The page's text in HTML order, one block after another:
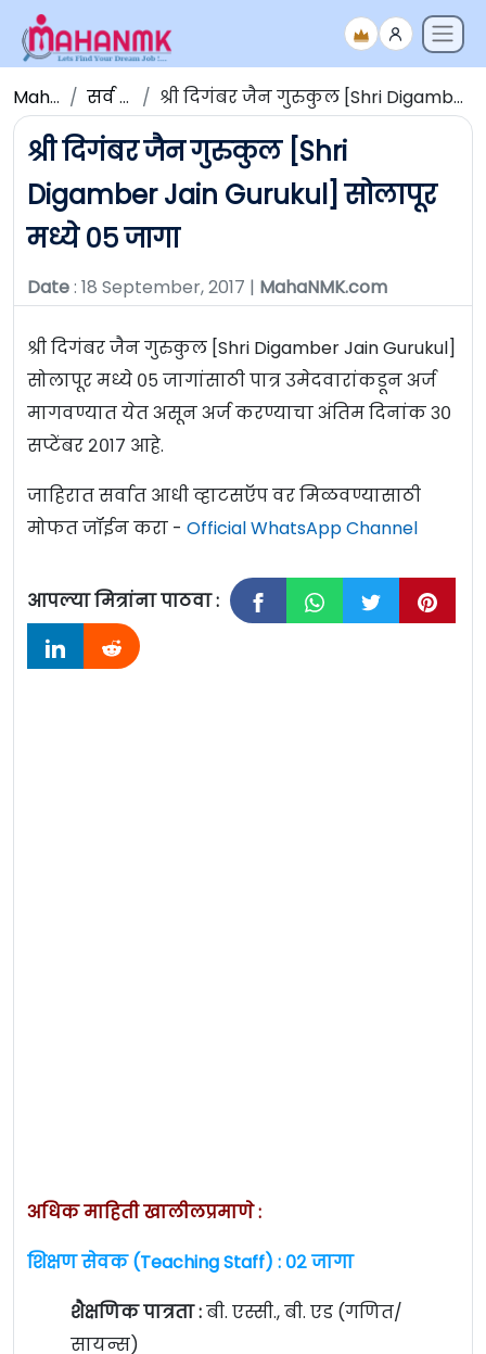
Maha NMK सर्व जाहिराती श्री दिगंबर जैन गुरुकुल [Shri Digamber Jain Gurukul] सोलापूर मध्ये ०५ जागा
श्री दिगंबर जैन गुरुकुल [Shri
Digamber Jain Gurukul] सोलापूर
मध्ये ०५ जागा
Date: 18 September, 2017 | MahaNMK.com
श्री दिगंबर जैन गुरुकुल [Shri Digamber Jain Gurukul]
सोलापूर मध्ये ०५ जागांसाठी पात्र उमेदवारांकडून अर्ज
मागवण्यात येत असून अर्ज करण्याचा अंतिम दिनांक ३०
सप्टेंबर २०१७ आहे.
जाहिरात सर्वात आधी व्हाटसऍप वर मिळवण्यासाठी
मोफत जॉईन करा - Official WhatsApp Channel
आपल्या मित्रांना पाठवा :
अधिक माहिती खालीलप्रमाणे :
शिक्षण सेवक (Teaching Staff) : ०२ जागा
शैक्षणिक पात्रता :बी. एस्सी., बी. एड (गणित/
सायन्स)